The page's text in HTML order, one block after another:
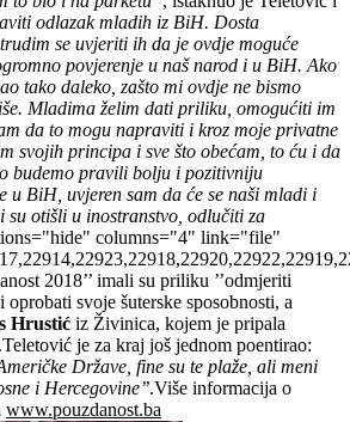
odlazak mladih iz BiH. Dosta
se uvjeriti ih da je ovdje moguće
povjerenje u naš narod i u BiH. Ako
tako daleko, zašto mi ovdje ne bismo
Mladima želim dati priliku, omogućiti im
da to mogu napraviti i kroz moje privatne
svojih principa i sve što obećam, to ću i da
budemo pravili bolju i pozitivniju
u BiH, uvjeren sam da će se naši mladi i
su otišli u inostranstvo, odlučiti za
columns="4" link="file"
2018’’ imali su priliku ’’odmjeriti
oprobati svoje šuterske sposobnosti, a
Hrustić iz Živinica, kojem je pripala
je za kraj još jednom poentirao:
Države, fine su te plaže, ali meni
i Hercegovine’’.Više informacija o
www.pouzdanost.ba